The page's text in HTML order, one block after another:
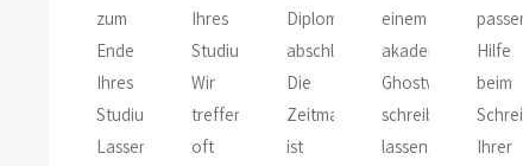
zum
Ende
Ihres
Studiums.
Lassen
Ihres
Studiums.
Wir
treffen
oft
Diplomstudium
abschließen.
Die
Zeitmangel
ist
einem
akademischen
Ghostwriter
schreiben
lassen,
Hilfe
beim
Ihrer